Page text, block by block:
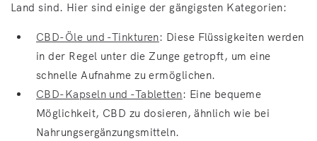
Land sind. Hier sind einige der gängigsten Kategorien:
CBD-Öle und -Tinkturen: Diese Flüssigkeiten werden
in der Regel unter die Zunge getropft, um eine
schnelle Aufnahme zu ermöglichen.
CBD-Kapseln und -Tabletten: Eine bequeme
Möglichkeit, CBD zu dosieren, ähnlich wie bei
Nahrungsergänzungsmitteln.